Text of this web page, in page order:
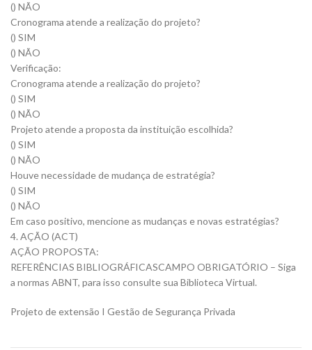
() NÃO
Cronograma atende a realização do projeto?
() SIM
() NÃO
Verificação:
Cronograma atende a realização do projeto?
() SIM
() NÃO
Projeto atende a proposta da instituição escolhida?
() SIM
() NÃO
Houve necessidade de mudança de estratégia?
() SIM
() NÃO
Em caso positivo, mencione as mudanças e novas estratégias?
4. AÇÃO (ACT)
AÇÃO PROPOSTA:
REFERÊNCIAS BIBLIOGRÁFICASCAMPO OBRIGATÓRIO – Siga
a normas ABNT, para isso consulte sua Biblioteca Virtual.
Projeto de extensão I Gestão de Segurança Privada